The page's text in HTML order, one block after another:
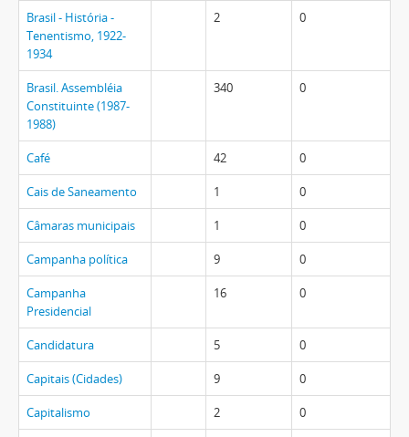
Brasil - História -
Tenentismo, 1922-
1934
2 0
Brasil. Assembléia
Constituinte (1987-
1988)
340 0
Café 42 0
Cais de Saneamento 1 0
Câmaras municipais 1 0
Campanha política 9 0
Campanha
Presidencial
16 0
Candidatura 5 0
Capitais (Cidades) 9 0
Capitalismo 2 0